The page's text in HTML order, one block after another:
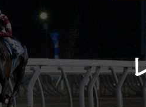
坂路調教映像
遠征馬情報